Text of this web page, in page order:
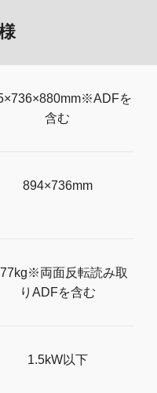
を
含む
894×736mm
両面反転読み取
りADFを含む
1.5kW以下